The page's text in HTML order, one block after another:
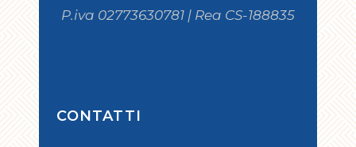
P.iva 02773630781 | Rea CS-188835
CONTATTI